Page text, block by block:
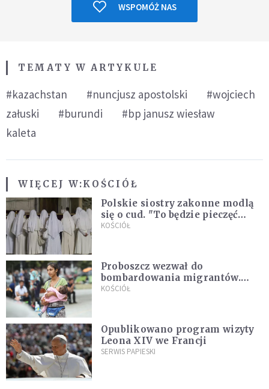
WSPOMÓŻ NAS
TEMATY W ARTYKULE
#kazachstan #nuncjusz apostolski
#wojciech
załuski
#burundi
#bp janusz wiesław
kaleta
WIĘCEJ W:KOŚCIÓŁ
Polskie siostry zakonne modlą
się o cud. "To będzie pieczęć
Pana Boga dla naszej wiary"
KOŚCIÓŁ
Proboszcz wezwał do
bombardowania migrantów.
"Masowy ogień przeciwko
KOŚCIÓŁ
Opublikowano program wizyty
Leona XIV we Francji
SERWIS PAPIESKI